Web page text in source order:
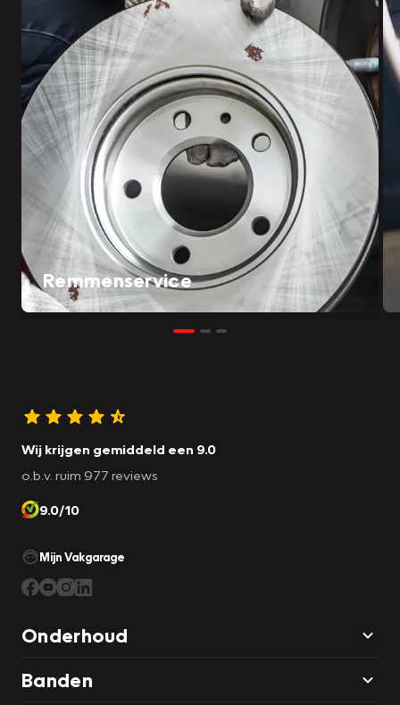
Remmenservice
Wij krijgen gemiddeld een 9.0
o.b.v. ruim 977 reviews
9.0/10
Mijn Vakgarage
Onderhoud
Banden